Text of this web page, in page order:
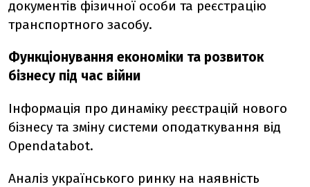
документів фізичної особи та реєстрацію
транспортного засобу.
Функціонування економіки та розвиток
бізнесу під час війни
Інформація про динаміку реєстрацій нового
бізнесу та зміну системи оподаткування від
Opendatabot.
Аналіз українського ринку на наявність